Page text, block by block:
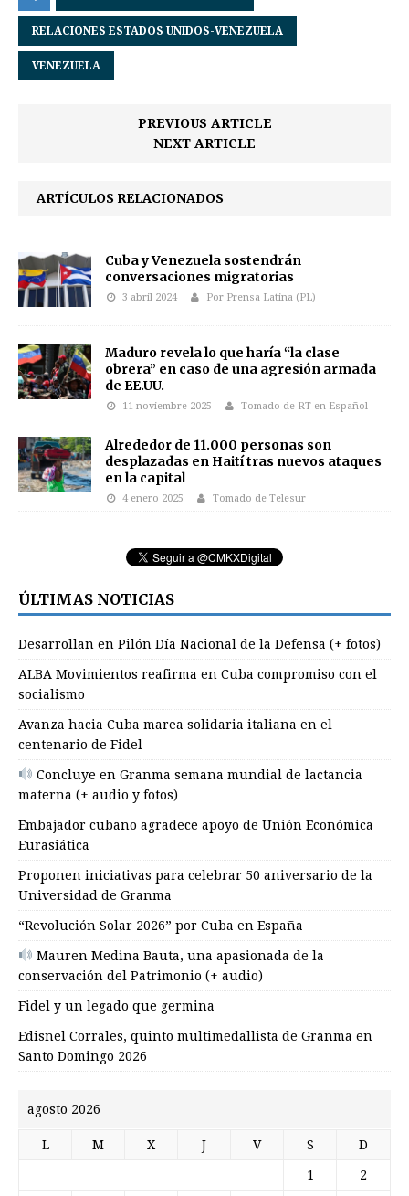
RELACIONES ESTADOS UNIDOS-VENEZUELA
VENEZUELA
PREVIOUS ARTICLE
NEXT ARTICLE
ARTÍCULOS RELACIONADOS
Cuba y Venezuela sostendrán
conversaciones migratorias
3 abril 2024 Por Prensa Latina (PL)
Maduro revela lo que haría “la clase
obrera” en caso de una agresión armada
de EE.UU.
11 noviembre 2025 Tomado de RT en Español
Alrededor de 11.000 personas son
desplazadas en Haití tras nuevos ataques
en la capital
4 enero 2025 Tomado de Telesur
ÚLTIMAS NOTICIAS
Desarrollan en Pilón Día Nacional de la Defensa (+ fotos)
ALBA Movimientos reafirma en Cuba compromiso con el
socialismo
Avanza hacia Cuba marea solidaria italiana en el
centenario de Fidel
Concluye en Granma semana mundial de lactancia
materna (+ audio y fotos)
Embajador cubano agradece apoyo de Unión Económica
Eurasiática
Proponen iniciativas para celebrar 50 aniversario de la
Universidad de Granma
“Revolución Solar 2026” por Cuba en España
Mauren Medina Bauta, una apasionada de la
conservación del Patrimonio (+ audio)
Fidel y un legado que germina
Edisnel Corrales, quinto multimedallista de Granma en
Santo Domingo 2026
agosto 2026
L M X J V S D
1 2